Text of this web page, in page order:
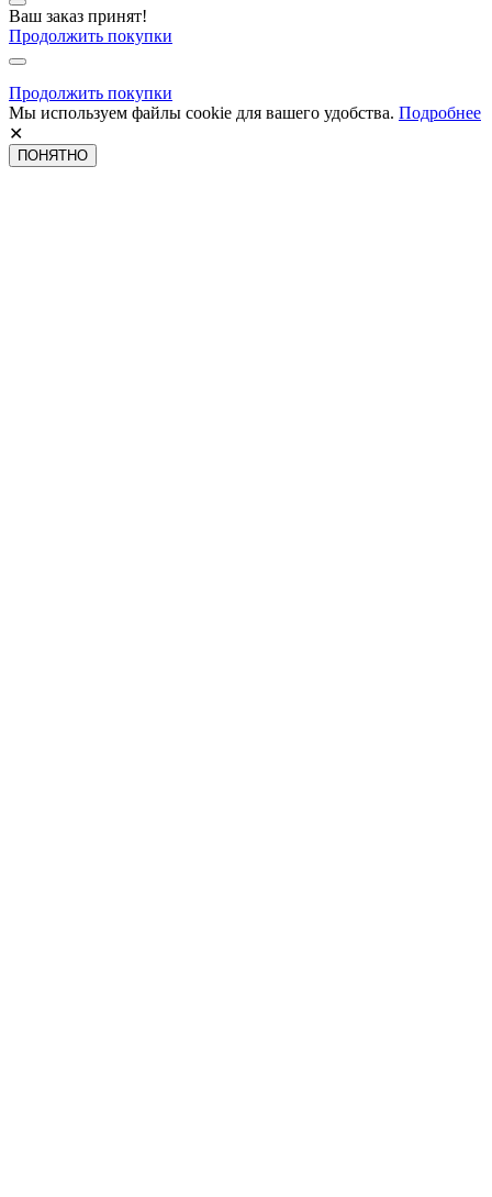
Ваш заказ принят!
Продолжить покупки
Продолжить покупки
Мы используем файлы cookie для вашего удобства. Подробнее
✕
ПОНЯТНО